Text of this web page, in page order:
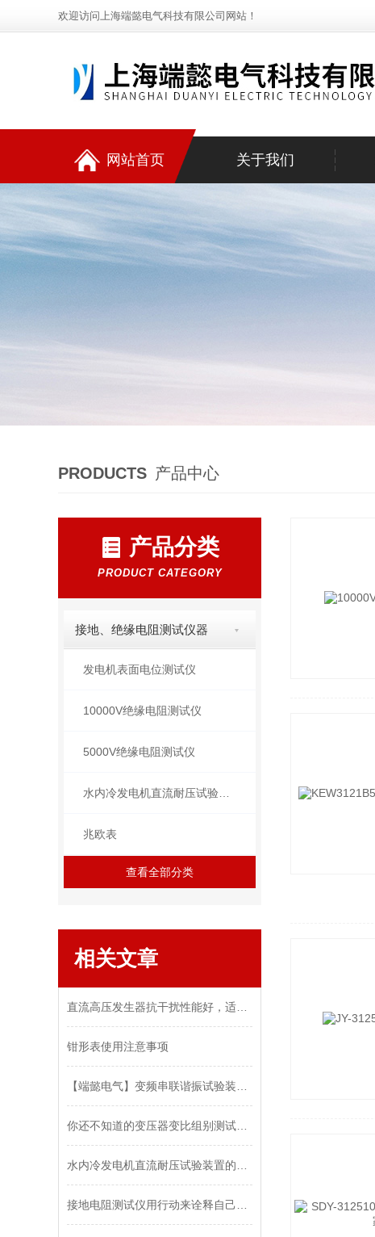
欢迎访问上海端懿电气科技有限公司网站！
网站首页 关于我们
PRODUCTS 产品中心
产品分类
PRODUCT CATEGORY
接地、绝缘电阻测试仪器
发电机表面电位测试仪
10000V绝缘电阻测试仪
5000V绝缘电阻测试仪
水内冷发电机直流耐压试验装置
兆欧表
查看全部分类
相关文章
钳形表使用注意事项